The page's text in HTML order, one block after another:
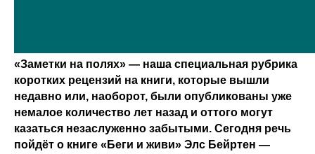
«Заметки на полях» — наша специальная рубрика
коротких рецензий на книги, которые вышли
недавно или, наоборот, были опубликованы уже
немалое количество лет назад и оттого могут
казаться незаслуженно забытыми. Сегодня речь
пойдёт о книге «Беги и живи» Элс Бейртен —